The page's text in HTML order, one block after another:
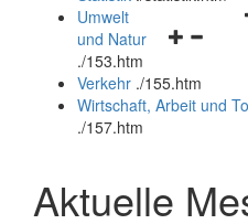
und
schließen
Umwelt
und Natur
./153.htm
Verkehr ./155.htm
Wirtschaft, Arbeit und
./157.htm
Aktuelle